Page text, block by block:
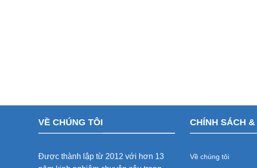
VỀ CHÚNG TÔI
Được thành lập từ 2012 với hơn 13
CHÍNH SÁCH
Về chúng tôi